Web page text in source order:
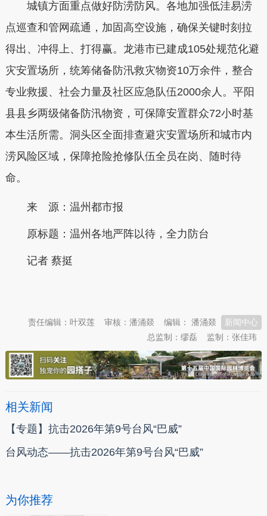
城镇方面重点做好防涝防风。各地加强低洼易涝
点巡查和管网疏通，加固高空设施，确保关键时刻拉
得出、冲得上、打得赢。龙港市已建成105处规范化避
灾安置场所，统筹储备防汛救灾物资10万余件，整合
专业救援、社会力量及社区应急队伍2000余人。平阳
县县乡两级储备防汛物资，可保障安置群众72小时基
本生活所需。洞头区全面排查避灾安置场所和城市内
涝风险区域，保障抢险抢修队伍全员在岗、随时待
命。
来 源：温州都市报
原标题： 温州各地严阵以待，全力防台
记者 蔡挺
新闻中心
编辑： 潘涌燚
审核：潘涌燚
责任编辑：叶双莲
监制：张佳玮
总监制：缪磊
相关新闻
【专题】抗击2026年第9号台风“巴威”
台风动态——抗击2026年第9号台风“巴威”
为你推荐